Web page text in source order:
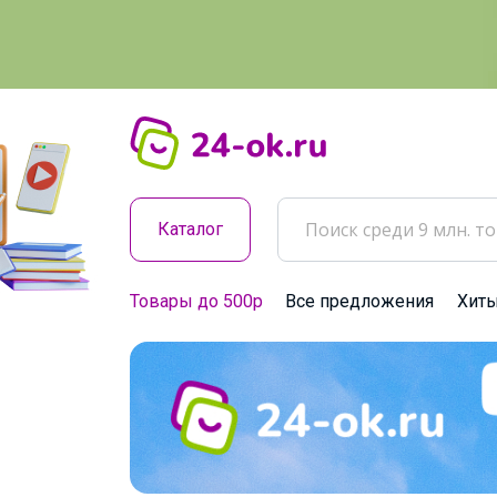
Каталог
Товары до 500р Все предложения